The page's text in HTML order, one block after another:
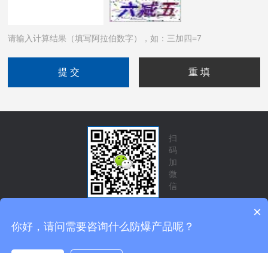
请输入计算结果（填写阿拉伯数字），如：三加四=7
扫
码
加
微
信
技术支持：化工仪器网 管理登录
sitemap.xml
×
你好，请问需要咨询什么防爆产品呢？